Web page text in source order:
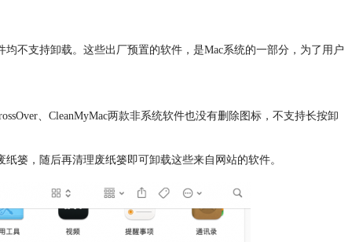
不支持卸载。这些出厂预置的软件，是Mac系统的一部分，为了用户
、CleanMyMac两款非系统软件也没有删除图标，不支持长按卸
，随后再清理废纸篓即可卸载这些来自网站的软件。